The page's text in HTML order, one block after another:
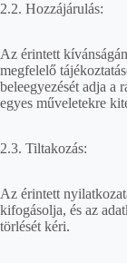
2.2. Hozzájárulás:
Az érintett
megfelelő
beleegyezését adja a
egyes műveletekre
2.3. Tiltakozás:
Az érintett
kifogásolja, és az
törlését kéri.